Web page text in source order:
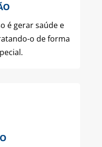
é gerar saúde e
o de forma